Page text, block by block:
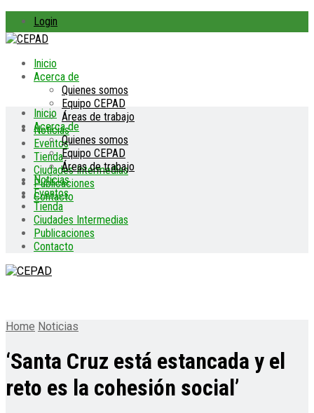
Login
Inicio
Acerca de
Quienes somos
Equipo CEPAD
Áreas de trabajo
Noticias
Eventos
Tienda
Ciudades Intermedias
Publicaciones
Contacto
Inicio
Acerca de
Quienes somos
Equipo CEPAD
Áreas de trabajo
Noticias
Eventos
Tienda
Ciudades Intermedias
Publicaciones
Contacto
Home Noticias
‘Santa Cruz está estancada y el
reto es la cohesión social’